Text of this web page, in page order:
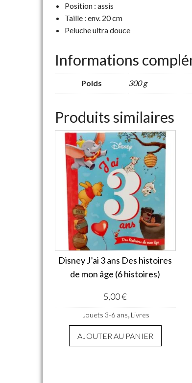
Position : assis
Taille : env. 20 cm
Peluche ultra douce
Informations
Poids 300 g
Produits similaires
Disney J’ai 3 ans Des histoires
de mon âge (6 histoires)
5,00€
Jouets 3-6 ans, Livres
AJOUTER AU PANIER